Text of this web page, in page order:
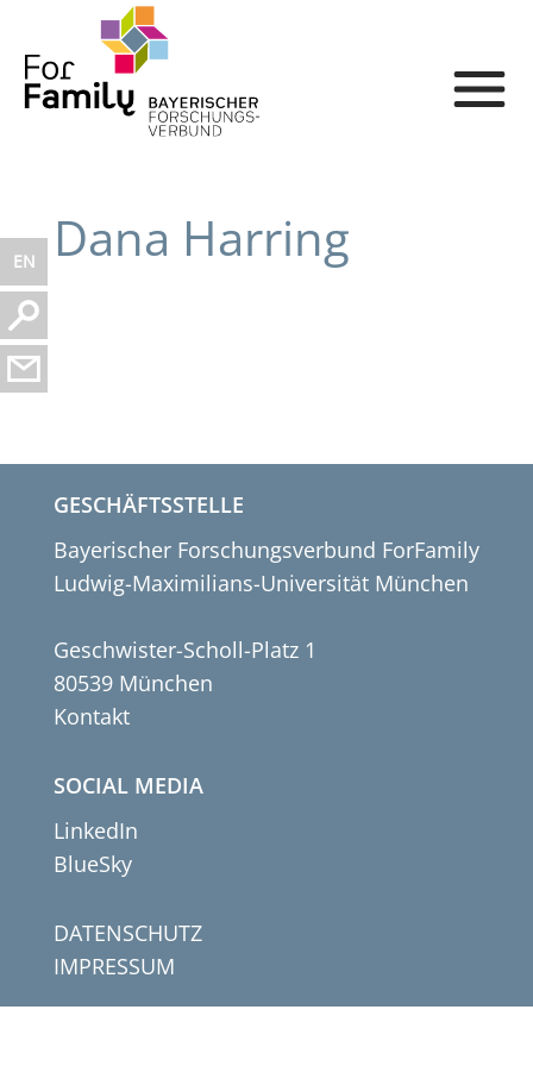
EN Dana Harring
GESCHÄFTSSTELLE
Bayerischer Forschungsverbund ForFamily
Ludwig-Maximilians-Universität München
Geschwister-Scholl-Platz 1
80539 München
Kontakt
SOCIAL MEDIA
LinkedIn
BlueSky
DATENSCHUTZ
IMPRESSUM